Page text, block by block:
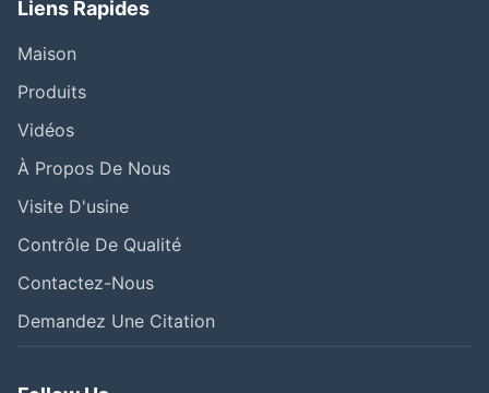
Liens Rapides
Maison
Produits
Vidéos
À Propos De Nous
Visite D'usine
Contrôle De Qualité
Contactez-Nous
Demandez Une Citation